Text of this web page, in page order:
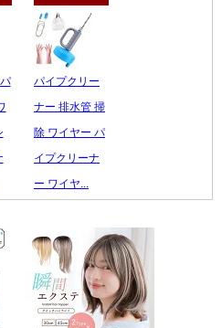
パイプクリー
ナー 排水管 掃
除 ワイヤー パ
イプクリーナ
ー ワイヤ...
レビュー数：0